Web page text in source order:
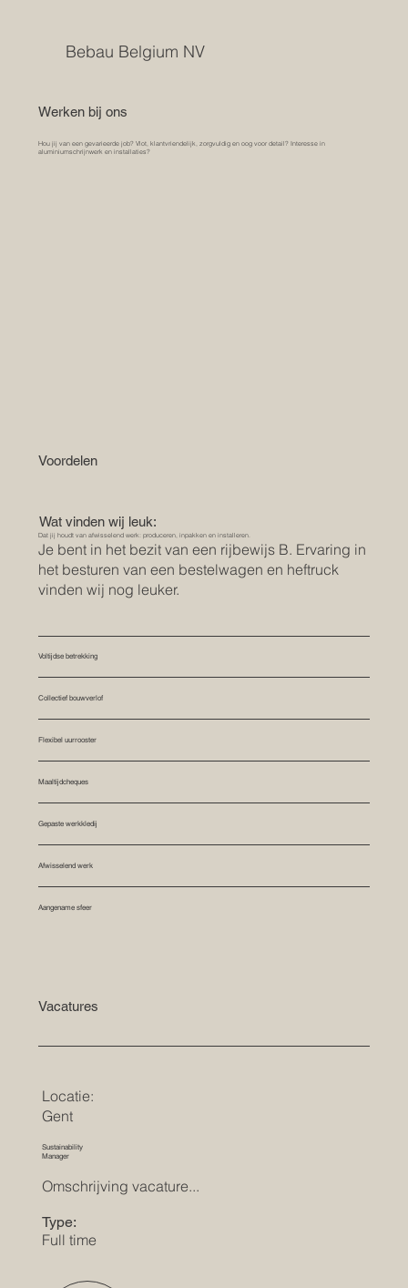
Bebau Belgium NV
Werken bij ons
Hou jij van een gevarieerde job? Vlot, klantvriendelijk, zorgvuldig en oog voor detail? Interesse in
aluminiumschrijnwerk en installaties?
Voordelen
Wat vinden wij leuk:
Dat jij houdt van afwisselend werk: produceren, inpakken en installeren.
Je bent in het bezit van een rijbewijs B. Ervaring in
het besturen van een bestelwagen en heftruck
vinden wij nog leuker.
Voltijdse betrekking
Collectief bouwverlof
Flexibel uurrooster
Maaltijdcheques
Gepaste werkkledij
Afwisselend werk
Aangename sfeer
Vacatures
Locatie:
Gent
Sustainability
Manager
Omschrijving vacature...
Type:
Full time